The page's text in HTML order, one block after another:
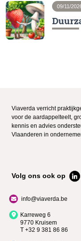
09/11/
Viaverda verricht
voor de aardappelteelt,
kennis en advies
Vlaanderen in
Volg ons ook op
info@viaverda.be
Karreweg 6
9770 Kruisem
T +32 9 381 86 86